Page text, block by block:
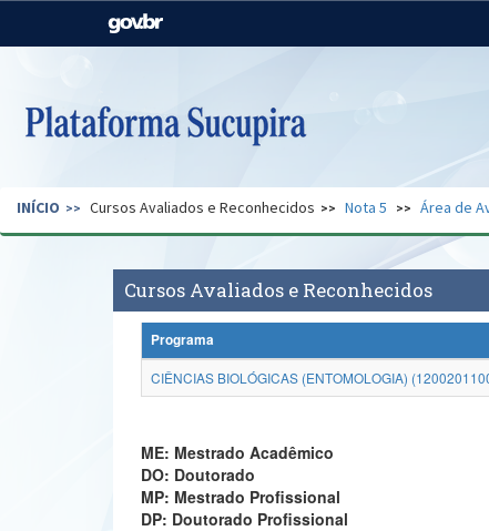
Casa Civil
Pecuária e Abastecimento
Secretaria de Governo Gabinete de Segurança
INÍCIO Cursos Avaliados e Reconhecidos Nota 5 Área de
Cursos Avaliados e Reconhecidos
Programa
CIÊNCIAS BIOLÓGICAS (ENTOMOLOGIA)
ME: Mestrado Acadêmico
DO: Doutorado
MP: Mestrado Profissional
DP: Doutorado Profissional